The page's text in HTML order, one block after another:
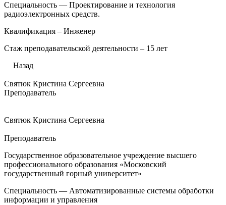
Специальность — Проектирование и технология
радиоэлектронных средств.
Квалификация – Инженер
Стаж преподавательской деятельности – 15 лет
Назад
Святюк Кристина Сергеевна
Преподаватель
Святюк Кристина Сергеевна
Преподаватель
Государственное образовательное учреждение высшего
профессионального образования «Московский
государственный горный университет»
Специальность — Автоматизированные системы обработки
информации и управления